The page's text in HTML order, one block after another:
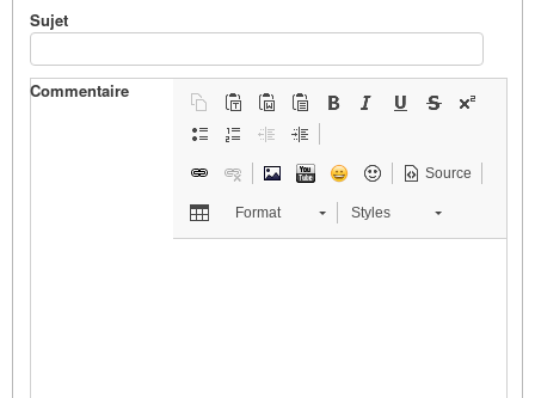
Sujet
Commentaire
Source
Format Styles